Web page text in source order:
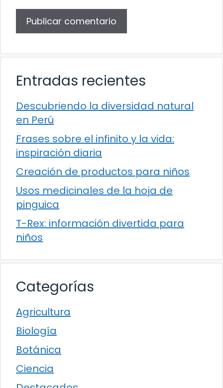
Entradas recientes
Descubriendo la diversidad natural
en Perú
Frases sobre el infinito y la vida:
inspiración diaria
Creación de productos para niños
Usos medicinales de la hoja de
pinguica
T-Rex: información divertida para
niños
Categorías
Agricultura
Biología
Botánica
Ciencia